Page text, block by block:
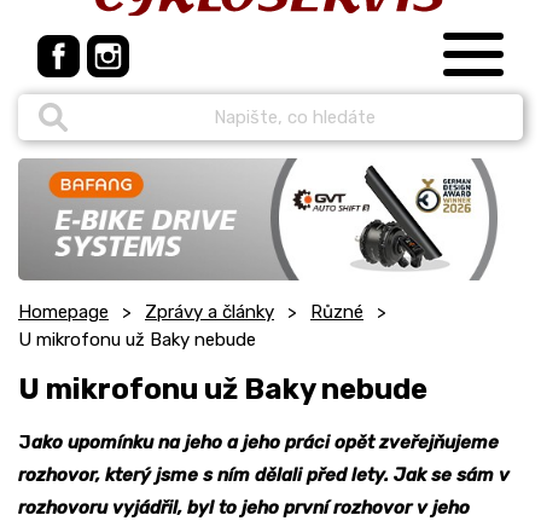
Homepage Zprávy a články
Různé
U mikrofonu už Baky nebude
U mikrofonu už Baky nebude
Jako upomínku na jeho a jeho práci opět zveřejňujeme
rozhovor, který jsme s ním dělali před lety. Jak se sám v
rozhovoru vyjádřil, byl to jeho první rozhovor v jeho